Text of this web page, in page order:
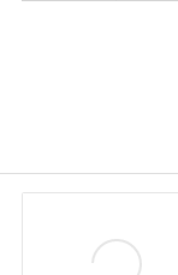
この検索条件
よく探す商品